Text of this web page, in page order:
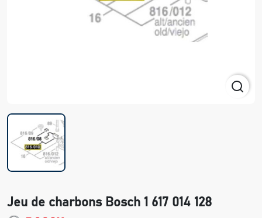
Jeu de charbons Bosch 1 617 014 128